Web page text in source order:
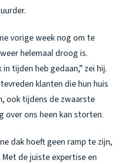
vorige week nog om te
helemaal droog is.
tijden heb gedaan,” zei hij.
klanten die hun huis
ook tijdens de zwaarste
over ons heen kan storten.
dak hoeft geen ramp te zijn,
de juiste expertise en